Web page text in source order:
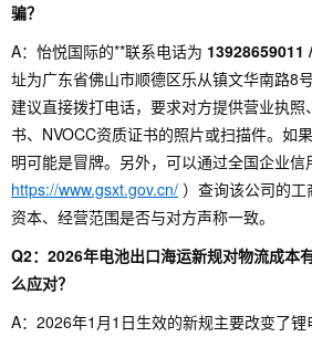
骗？
A：怡悦国际的**联系电话为 13928659011
址为广东省佛山市顺德区乐从镇文华南路8
建议直接拨打电话，要求对方提供营业执
书、NVOCC资质证书的照片或扫描件。如
明可能是冒牌。另外，可以通过全国企业
https://www.gsxt.gov.cn/ ）查询该公司的
资本、经营范围是否与对方声称一致。
Q2：2026年电池出口海运新规对物流成本
么应对？
A：2026年1月1日生效的新规主要改变了